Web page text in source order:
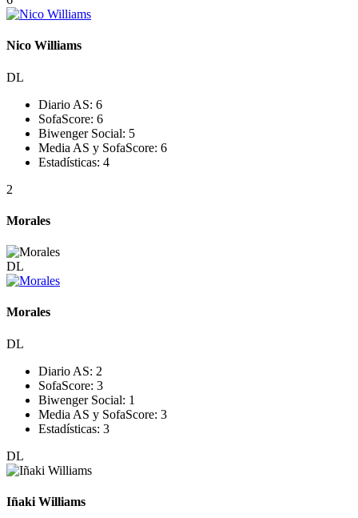
Nico Williams
DL
Diario AS: 6
SofaScore: 6
Biwenger Social: 5
Media AS y SofaScore: 6
Estadísticas: 4
2
Morales
DL
Morales
DL
Diario AS: 2
SofaScore: 3
Biwenger Social: 1
Media AS y SofaScore: 3
Estadísticas: 3
DL
Iñaki Williams